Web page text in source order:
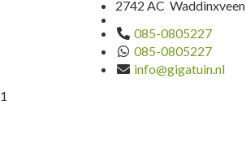
2742 AC Waddinxveen
085-0805227
085-0805227
info@gigatuin.nl
1